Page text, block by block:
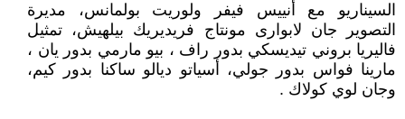
السيناريو مع أنييس فيفر ولوريت بولمانس، مديرة
التصوير جان لابوارى مونتاج فريديريك بيلهيش، تمثيل
فاليريا بروني تيديسكي بدور راف ، بيو مارمي بدور يان ،
مارينا فواس بدور جولي، أسياتو ديالو ساكنا بدور كيم،
وجان لوي كولاك .